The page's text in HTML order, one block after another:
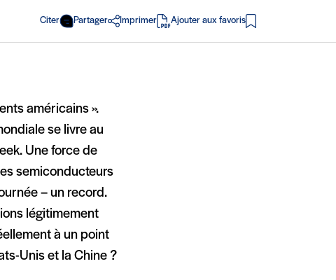
Citer Partager Imprimer
en PDF
Ajouter aux favoris
américains ».
se livre au
Une force de
semiconducteurs
– un record.
légitimement
à un point
Unis et la Chine ?